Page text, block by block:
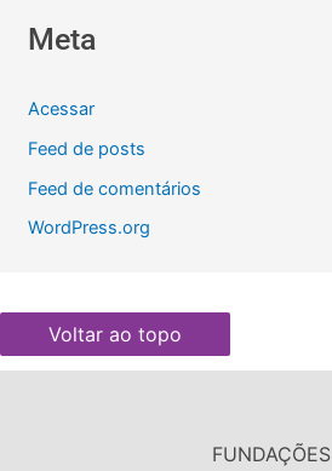
Meta
Acessar
Feed de posts
Feed de comentários
WordPress.org
Voltar ao topo
FUNDAÇÕES